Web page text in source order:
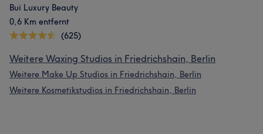
Bui Luxury Beauty
0,6 Km entfernt
(625)
Weitere Waxing Studios in Friedrichshain, Berlin
Weitere Make Up Studios in Friedrichshain, Berlin
Weitere Kosmetikstudios in Friedrichshain, Berlin